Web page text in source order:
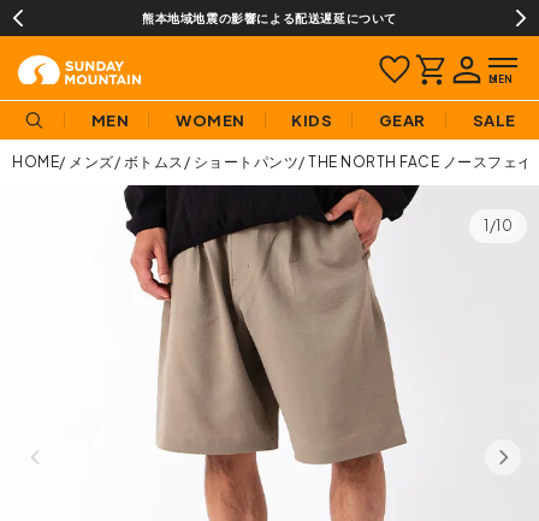
熊本地域地震の影響による配送遅延について
MEN WOMEN KIDS GEAR SALE
HOME メンズ ボトムス ショートパンツ THE NORTH FACE ノースフェ
1/10